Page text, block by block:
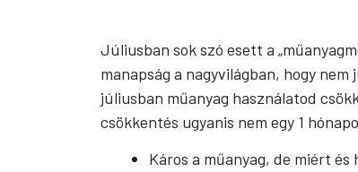
Júliusban sok szó esett a
manapság a nagyvilágban, hogy
júliusban műanyag használatod
csökkentés ugyanis nem egy 1
Káros a műanyag, de miért és